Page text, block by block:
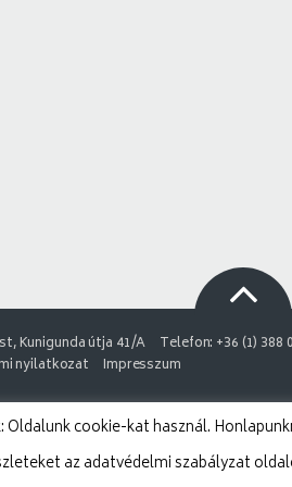
Kunigunda útja 41/A Telefon: +36 (1) 388
nyilatkozat
Impresszum
cookie-kat használ.
az adatvédelmi szabályzat